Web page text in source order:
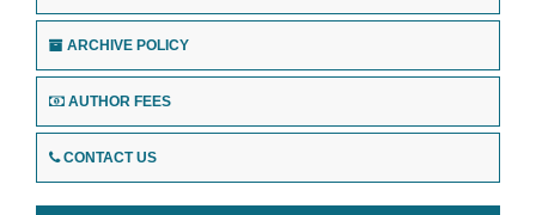
ARCHIVE POLICY
AUTHOR FEES
CONTACT US